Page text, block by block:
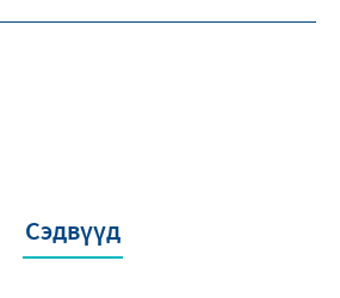
Сэдвүүд